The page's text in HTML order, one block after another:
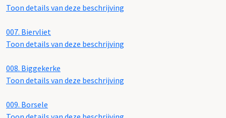
Toon details van deze beschrijving
007. Biervliet
Toon details van deze beschrijving
008. Biggekerke
Toon details van deze beschrijving
009. Borsele